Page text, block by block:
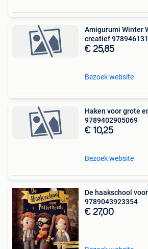
Amigurumi Winter
creatief
€ 25,85
Bezoek website
Haken voor grote
9789402905069
€ 10,25
Bezoek website
De haakschool
9789043923354
€ 27,00